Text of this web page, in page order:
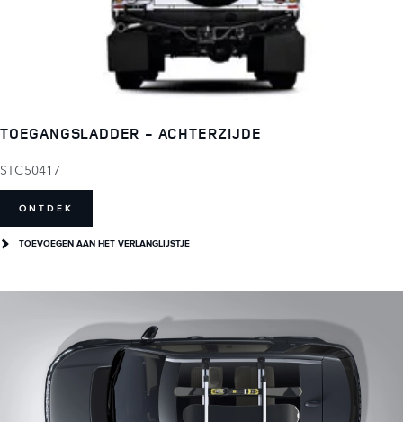
TOEGANGSLADDER - ACHTERZIJDE
STC50417
ONTDEK
TOEVOEGEN AAN HET VERLANGLIJSTJE